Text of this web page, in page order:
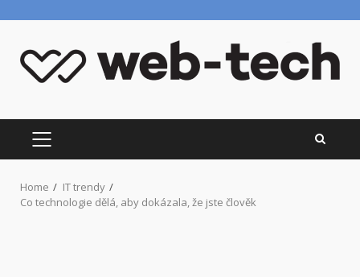
content
PRIMARY
MENU
Home
IT trendy
Co technologie dělá, aby dokázala, že jste člověk